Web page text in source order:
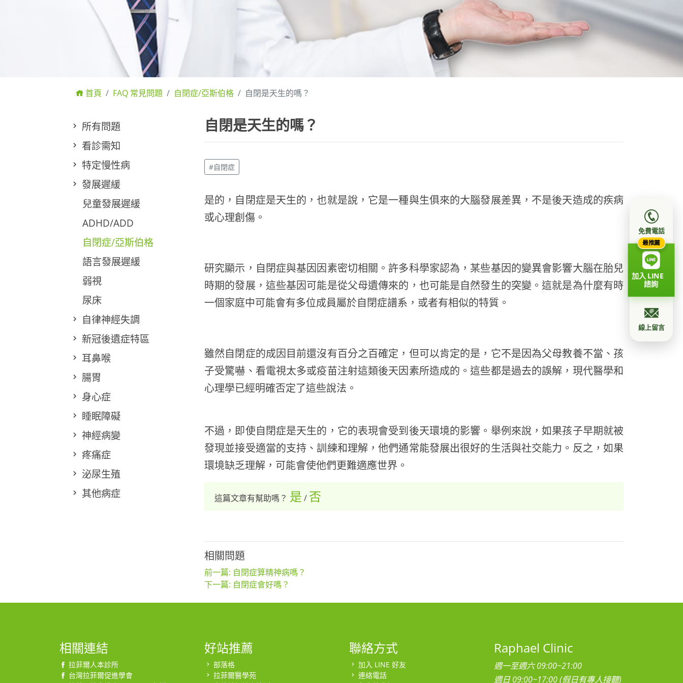
首頁 FAQ 常見問題 自閉症/亞斯伯格 自閉是天生的嗎？
所有問題
看診需知
特定慢性病
發展遲緩
兒童發展遲緩
ADHD/ADD
自閉症/亞斯伯格
語言發展遲緩
弱視
尿床
自律神經失調
新冠後遺症特區
耳鼻喉
腸胃
身心症
睡眠障礙
神經病變
疼痛症
泌尿生殖
其他病症
自閉是天生的嗎？
#自閉症
是的，自閉症是天生的，也就是說，它是一種與生俱來的大腦發展差異，不是後天造成的疾病
或心理創傷。
研究顯示，自閉症與基因因素密切相關。許多科學家認為，某些基因的變異會影響大腦在胎兒
時期的發展，這些基因可能是從父母遺傳來的，也可能是自然發生的突變。這就是為什麼有時
一個家庭中可能會有多位成員屬於自閉症譜系，或者有相似的特質。
雖然自閉症的成因目前還沒有百分之百確定，但可以肯定的是，它不是因為父母教養不當、孩
子受驚嚇、看電視太多或疫苗注射這類後天因素所造成的。這些都是過去的誤解，現代醫學和
心理學已經明確否定了這些說法。
不過，即使自閉症是天生的，它的表現會受到後天環境的影響。舉例來說，如果孩子早期就被
發現並接受適當的支持、訓練和理解，他們通常能發展出很好的生活與社交能力。反之，如果
環境缺乏理解，可能會使他們更難適應世界。
這篇文章有幫助嗎？ 是 / 否
相關問題
前一篇: 自閉症算精神病嗎？
下一篇: 自閉症會好嗎？
相關連結
拉菲爾人本診所
台灣拉菲爾促進學會
好站推薦
部落格
拉菲爾醫學苑
聯絡方式
加入 LINE 好友
連絡電話
Raphael Clinic
週一至週六 09:00~21:00
週日 09:00~17:00 (假日有專人接聽)
免費電話
最推薦
加入 LINE
諮詢
線上留言